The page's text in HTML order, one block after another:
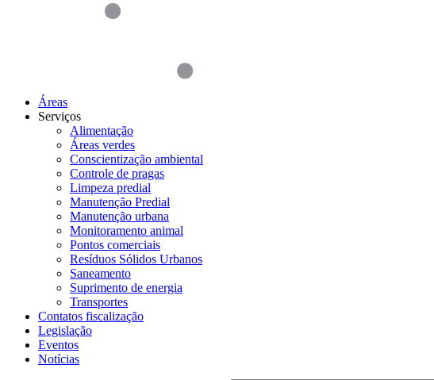
Áreas
Serviços
Alimentação
Áreas verdes
Conscientização ambiental
Controle de pragas
Limpeza predial
Manutenção Predial
Manutenção urbana
Monitoramento animal
Pontos comerciais
Resíduos Sólidos Urbanos
Saneamento
Suprimento de energia
Transportes
Contatos fiscalização
Legislação
Eventos
Notícias